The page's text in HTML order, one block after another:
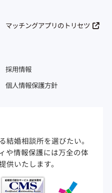
マッチングアプリのトリセツ
採用情報
個人情報保護方針
結婚相談所を選びたい。
や情報保護には万全の体
供いたします。